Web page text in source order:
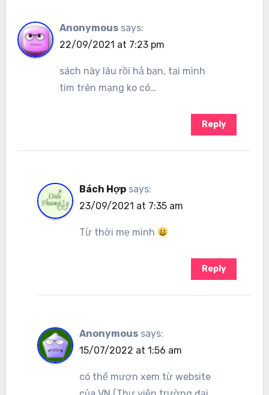
Anonymous says:
22/09/2021 at 7:23 pm
sách này lâu rồi hả bạn, tại mình
tìm trên mạng ko có…
Reply
Bách Hợp says:
23/09/2021 at 7:35 am
Từ thời mẹ mình
Reply
Anonymous says:
15/07/2022 at 1:56 am
có thể mượn xem từ website